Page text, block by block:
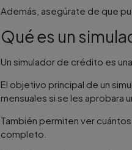
Además, asegúrate de que
Qué es un
Un simulador de crédito es
El objetivo principal de un
mensuales si se les aprobara
También permiten ver
completo.